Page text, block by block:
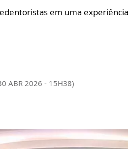
em uma
ABR 2026 - 15H38)